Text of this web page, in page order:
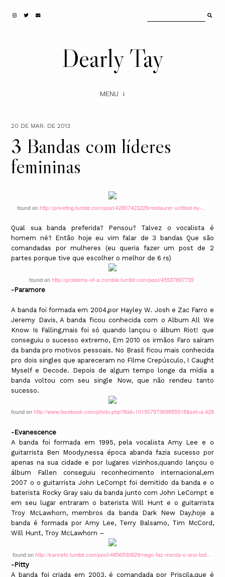
Dearly Tay
MENU
20 DE MAR. DE 2013
3 Bandas com líderes
femininas
found onhttp://priveting.tumblr.com/post/42807423229/restaurer-untitled-by-...
Qual sua banda preferida? Pensou? Talvez o vocalista é
homem né? Então hoje eu vim falar de 3 bandas Que são
comandadas por mulheres (eu queria fazer um post de 2
partes porque tive que escolher o melhor de 6 rs)
found onhttp://problems-of-a-zombie.tumblr.com/post/45537897735
-Paramore
A banda foi formada em 2004,por Hayley W. Josh e Zac Farro e
Jeremy Davis, A banda ficou conhecida com o Album All We
Know Is Falling,mais foi só quando lançou o álbum Riot! que
conseguiu o sucesso extremo, Em 2010 os irmãos Faro saíram
da banda pro motivos pessoais. No Brasil ficou mais conhecida
pro dois singles que apareceram no Filme Crepúsculo, I Caught
Myself e Decode. Depois de algum tempo longe da mídia a
banda voltou com seu single Now, que não rendeu tanto
sucesso.
found onhttp://www.facebook.com/photo.php?fbid=10150797369895518&set=a.4285...
-Evanescence
A banda foi formada em 1995, pela vocalista Amy Lee e o
guitarrista Ben Moody,nessa época abanda fazia sucesso por
apenas na sua cidade e por lugares vizinhos,quando lançou o
álbum Fallen conseguiu reconhecimento internacional,em
2007 o o guitarrista John LeCompt foi demitido da banda e o
baterista Rocky Gray saiu da banda junto com John LeCompt e
em seu lugar entraram o baterista Will Hunt e o guitarrista
Troy McLawhorn, membros da banda Dark New Day,hoje a
banda é formada por Amy Lee, Terry Balsamo, Tim McCord,
Will Hunt, Troy McLawhorn –
found onhttp://karinefs.tumblr.com/post/4856530629/nego-faz-merda-o-ano-tod...
-Pitty
A banda foi criada em 2003, é comandada por Priscila,que é